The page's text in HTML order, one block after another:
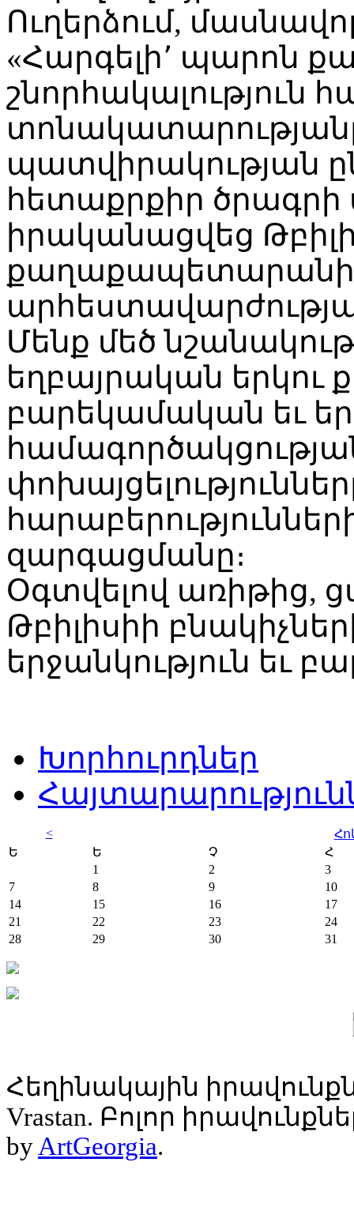
Ուղերձում,
«Հարգելի՚ պարոն
շնորհակալություն
պատվիրակության
հետաքրքիր ծրագրի
իրականացվեց
Մենք մեծ
եղբայրական երկու
բարեկամական եւ
զարգացմանը։
Օգտվելով առիթից,
Թբիլիսիի
երջանկություն եւ
Խորհուրդներ
<
Ե
Ե Չ
Հ
1
2
3
7
8 9
10
14
15 16
17
21
22 23
24
28
29 30 31
Հեղինակային
Vrastan. Բոլոր
by ArtGeorgia.